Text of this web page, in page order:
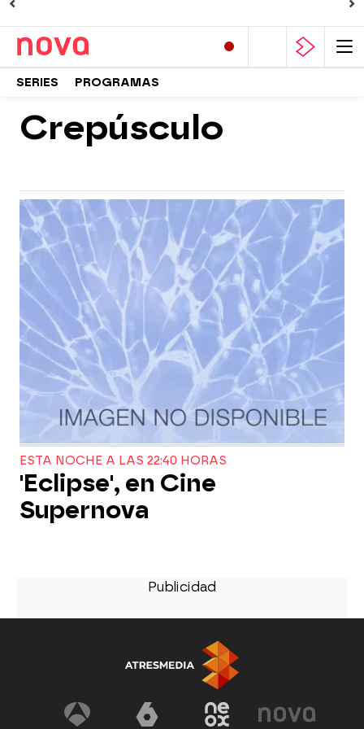
SERIES PROGRAMAS
Crepúsculo
ESTA NOCHE A LAS 22:40 HORAS
'Eclipse', en Cine
Supernova